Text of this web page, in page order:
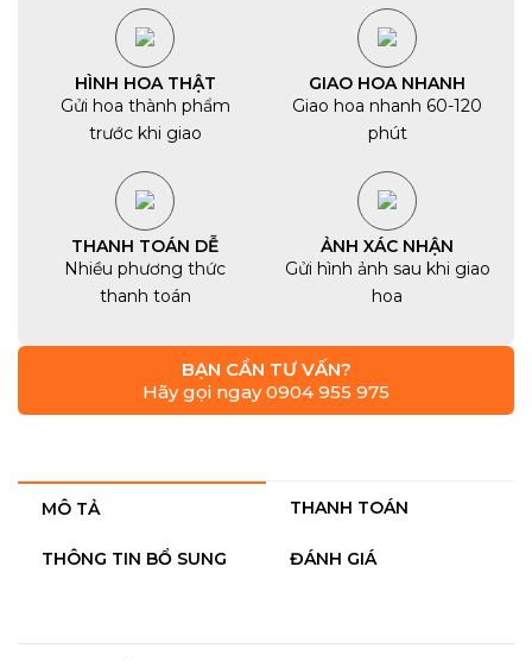
HÌNH HOA THẬT
Gửi hoa thành phẩm
trước khi giao
GIAO HOA NHANH
Giao hoa nhanh 60-120
phút
THANH TOÁN DỄ
Nhiều phương thức
thanh toán
ẢNH XÁC NHẬN
Gửi hình ảnh sau khi giao
hoa
BẠN CẦN TƯ VẤN?
Hãy gọi ngay 0904 955 975
MÔ TẢ THANH TOÁN
THÔNG TIN BỔ SUNG ĐÁNH GIÁ